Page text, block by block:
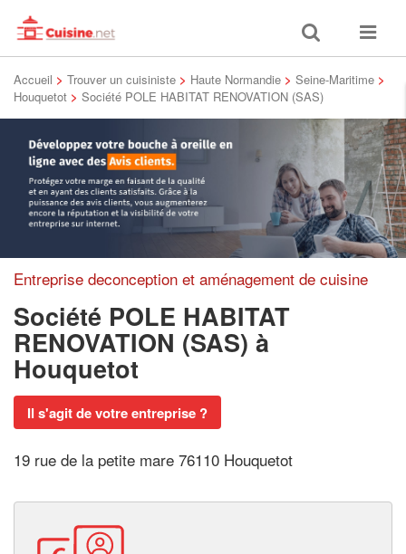
Toggle
search
Toggle
Accueil > Trouver un cuisiniste > Haute Normandie > Seine-Maritime >
Houquetot > Société POLE HABITAT RENOVATION (SAS)
Entreprise deconception et aménagement de cuisine
Société POLE HABITAT
RENOVATION (SAS) à
Houquetot
Il s'agit de votre entreprise ?
19 rue de la petite mare 76110 Houquetot